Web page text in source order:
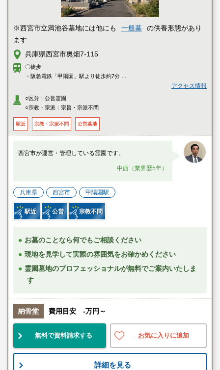
※西宮市立満池谷墓地には他にも 一般墓
の供養形態があり
ます
兵庫県西宮市奥畑7-115
〇徒歩
・阪急電鉄「甲陽園」駅より徒歩約7分
・阪神本線「西宮」駅より阪神バス「山手西回り」または「山手東周り」
乗車、「夙川学院中高前」下車徒歩約1分
すぐ
アクセス情報
○区分：公営霊園
○宗教・宗派：宗旨・宗派不問
駅近 宗教・宗派不問 公営墓地
西宮市が運営・管理している霊園です。
中西（業界歴5年）
兵庫県 西宮市 甲陽園駅
駅近 公営 宗教不問
お墓のことなら何でもご相談ください
現地を見学して実際の雰囲気をお確かめください
霊園墓地のプロフェッショナルが無料でご案内いたしま
す
納骨堂 費用目安 -万円～
無料で資料請求する お気に入りに追加
詳細を見る